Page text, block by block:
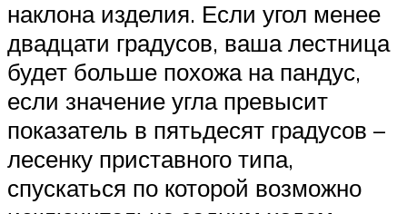
наклона изделия. Если угол менее
двадцати градусов, ваша лестница
будет больше похожа на пандус,
если значение угла превысит
показатель в пятьдесят градусов –
лесенку приставного типа,
спускаться по которой возможно